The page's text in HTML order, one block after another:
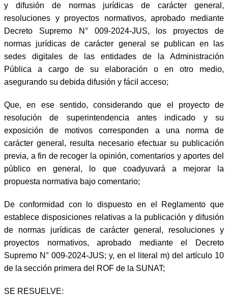
y difusión de normas jurídicas de carácter general,
resoluciones y proyectos normativos, aprobado mediante
Decreto Supremo N° 009-2024-JUS, los proyectos de
normas jurídicas de carácter general se publican en las
sedes digitales de las entidades de la Administración
Pública a cargo de su elaboración o en otro medio,
asegurando su debida difusión y fácil acceso;
Que, en ese sentido, considerando que el proyecto de
resolución de superintendencia antes indicado y su
exposición de motivos corresponden a una norma de
carácter general, resulta necesario efectuar su publicación
previa, a fin de recoger la opinión, comentarios y aportes del
público en general, lo que coadyuvará a mejorar la
propuesta normativa bajo comentario;
De conformidad con lo dispuesto en el Reglamento que
establece disposiciones relativas a la publicación y difusión
de normas jurídicas de carácter general, resoluciones y
proyectos normativos, aprobado mediante el Decreto
Supremo N° 009-2024-JUS; y, en el literal m) del artículo 10
de la sección primera del ROF de la SUNAT;
SE RESUELVE: